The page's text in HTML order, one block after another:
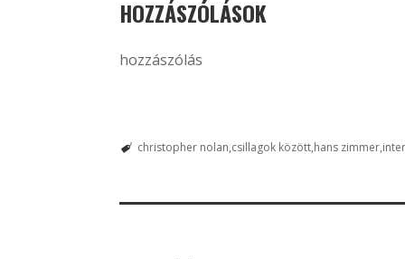
HOZZÁSZÓLÁSOK
hozzászólás
christopher nolan csillagok között hans zimmer